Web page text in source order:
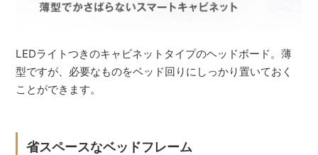
LEDライトつきのキャビネットタイプのヘッドボード。薄
型ですが、必要なものをベッド回りにしっかり置いておく
ことができます。
省スペースなベッドフレーム